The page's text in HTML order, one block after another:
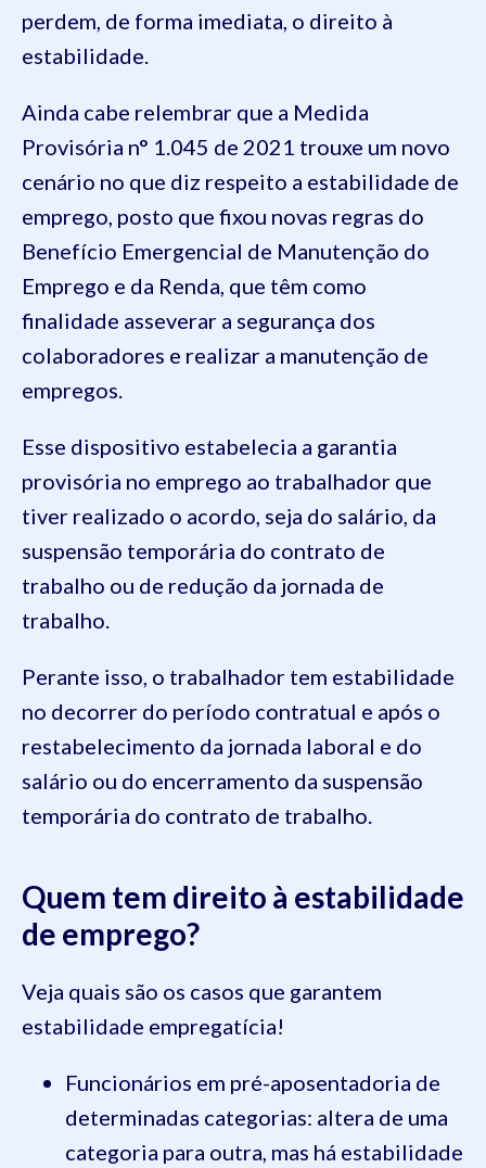
perdem, de forma imediata, o direito à
estabilidade.
Ainda cabe relembrar que a Medida
Provisória n° 1.045 de 2021 trouxe um novo
cenário no que diz respeito a estabilidade de
emprego, posto que fixou novas regras do
Benefício Emergencial de Manutenção do
Emprego e da Renda, que têm como
finalidade asseverar a segurança dos
colaboradores e realizar a manutenção de
empregos.
Esse dispositivo estabelecia a garantia
provisória no emprego ao trabalhador que
tiver realizado o acordo, seja do salário, da
suspensão temporária do contrato de
trabalho ou de redução da jornada de
trabalho.
Perante isso, o trabalhador tem estabilidade
no decorrer do período contratual e após o
restabelecimento da jornada laboral e do
salário ou do encerramento da suspensão
temporária do contrato de trabalho.
Quem tem direito à estabilidade
de emprego?
Veja quais são os casos que garantem
estabilidade empregatícia!
Funcionários em pré-aposentadoria de
determinadas categorias: altera de uma
categoria para outra, mas há estabilidade